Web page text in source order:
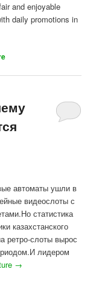
and enjoyable
daily promotions in
автоматы ушли в
видеослоты с
статистика
казахстанского
ретро-слоты вырос
лидером
→